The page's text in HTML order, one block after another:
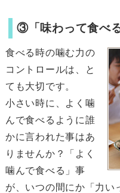
③「味わって食べ
食べる時の噛む力の
コントロールは、と
ても大切です。
小さい時に、よく噛
んで食べるように誰
かに言われた事はあ
りませんか？「よく
噛んで食べる」事
が、いつの間にか「力い